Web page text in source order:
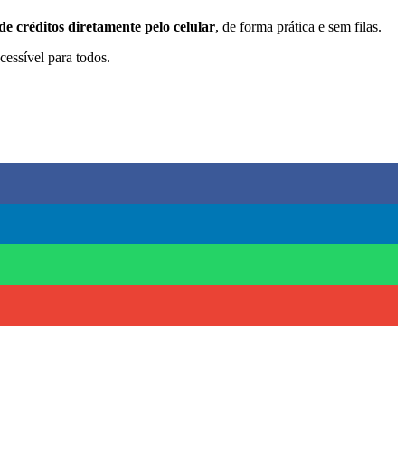
créditos diretamente pelo celular, de forma prática e sem filas.
para todos.